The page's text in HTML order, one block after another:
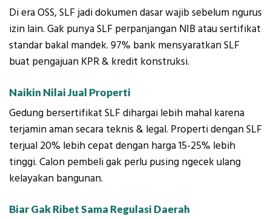
Di era OSS, SLF jadi dokumen dasar wajib sebelum ngurus
izin lain. Gak punya SLF perpanjangan NIB atau sertifikat
standar bakal mandek. 97% bank mensyaratkan SLF
buat pengajuan KPR & kredit konstruksi.
Naikin Nilai Jual Properti
Gedung bersertifikat SLF dihargai lebih mahal karena
terjamin aman secara teknis & legal. Properti dengan SLF
terjual 20% lebih cepat dengan harga 15-25% lebih
tinggi. Calon pembeli gak perlu pusing ngecek ulang
kelayakan bangunan.
Biar Gak Ribet Sama Regulasi Daerah